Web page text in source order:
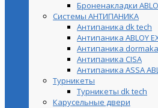
Броненакладки
Системы АНТИПАНИКА
Антипаника dk tech
Антипаника ABLOY
Антипаника
Антипаника СISA
Антипаника ASSA
Турникеты
Турникеты dk tech
Карусельные двери